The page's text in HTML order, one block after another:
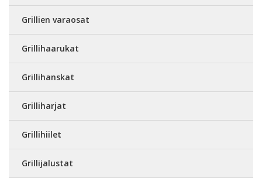
Grillien varaosat
Grillihaarukat
Grillihanskat
Grilliharjat
Grillihiilet
Grillijalustat